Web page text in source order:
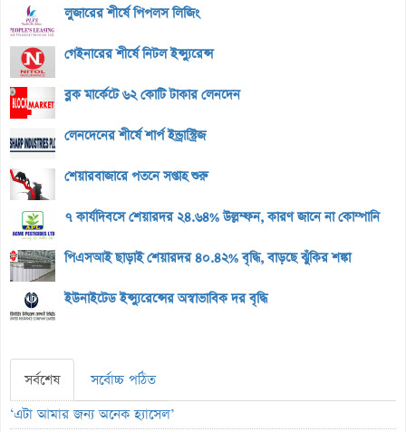
লুজারের শীর্ষে পিপলস লিজিং
গেইনারের শীর্ষে নিটল ইন্স্যুরেন্স
ব্লক মার্কেটে ৬২ কোটি টাকার লেনদেন
লেনদেনের শীর্ষে শার্প ইন্ড্রাস্ট্রিজ
শেয়ারবাজারে পতনে সপ্তাহ শুরু
৭ কার্যদিবসে শেয়ারদর ২৪.৬৪% উল্লম্ফন, কারণ জানে না কোম্পানি
পিএসআই ছাড়াই শেয়ারদর ৪০.৪২% বৃদ্ধি, বাড়ছে ঝুঁকির শঙ্কা
ইউনাইটেড ইন্স্যুরেন্সের অস্বাভাবিক দর বৃদ্ধি
সর্বশেষ
সর্বোচ্চ পঠিত
‘এটা আমার জন্য অনেক হ্যাসেল’